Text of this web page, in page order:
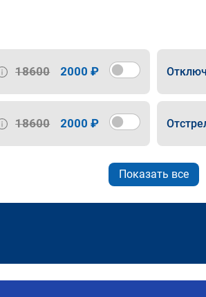
18600 2000 ₽
18600 2000 ₽
Показать все